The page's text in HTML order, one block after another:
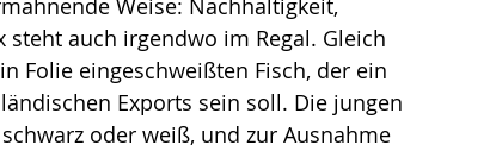
Weise: Nachhaltigkeit,
auch irgendwo im Regal. Gleich
Folie eingeschweißten Fisch, der ein
Exports sein soll. Die jungen
oder weiß, und zur Ausnahme